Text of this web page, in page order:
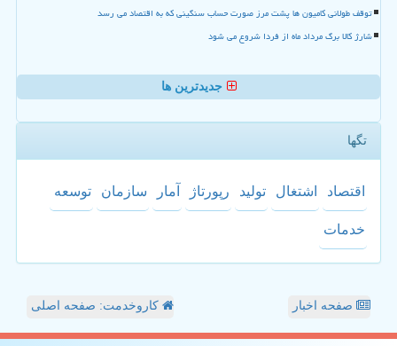
توقف طولانی کامیون ها پشت مرز صورت حساب سنگینی که به اقتصاد می رسد
شارژ کالا برگ مرداد ماه از فردا شروع می شود
جدیدترین ها
تگها
اقتصاد اشتغال تولید رپورتاژ آمار سازمان توسعه
خدمات
صفحه اخبار کاروخدمت: صفحه اصلی